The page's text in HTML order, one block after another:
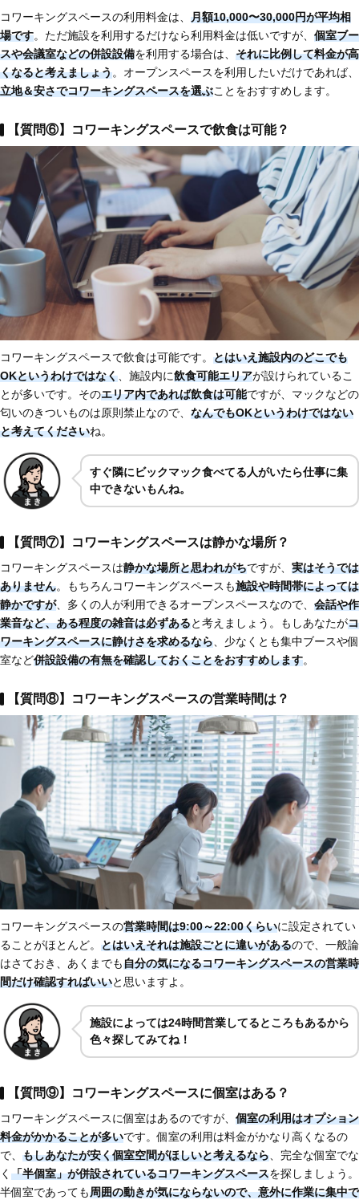
コワーキングスペースの利用料金は、 月額10,000〜30,000円が平均相
場です。ただ施設を利用するだけなら利用料金は低いですが、 個室ブー
スや会議室などの併設設備を利用する場合は、 それに比例して料金が高
くなると考えましょう。オープンスペースを利用したいだけであれば、
立地＆安さでコワーキングスペースを選ぶことをおすすめします。
【質問⑥】コワーキングスペースで飲食は可能？
コワーキングスペースで飲食は可能です。 とはいえ施設内のどこでも
OKというわけではなく 、施設内に飲食可能エリアが設けられているこ
とが多いです。そのエリア内であれば飲食は可能ですが、マックなどの
匂いのきついものは原則禁止なので、 なんでもOKというわけではない
と考えてくださいね。
すぐ隣にビックマック食べてる人がいたら仕事に集
中できないもんね。
【質問⑦】コワーキングスペースは静かな場所？
コワーキングスペースは静かな場所と思われがちですが、 実はそうでは
ありません。もちろんコワーキングスペースも施設や時間帯によっては
静かですが、多くの人が利用できるオープンスペースなので、 会話や作
業音など、ある程度の雑音は必ずあると考えましょう。もしあなたがコ
ワーキングスペースに静けさを求めるなら 、少なくとも集中ブースや個
室など併設設備の有無を確認しておくことをおすすめします。
【質問⑧】コワーキングスペースの営業時間は？
コワーキングスペースの営業時間は9:00～22:00くらいに設定されてい
ることがほとんど。 とはいえそれは施設ごとに違いがあるので、一般論
はさておき、あくまでも自分の気になるコワーキングスペースの営業時
間だけ確認すればいいと思いますよ。
施設によっては24時間営業してるところもあるから
色々探してみてね！
【質問⑨】コワーキングスペースに個室はある？
コワーキングスペースに個室はあるのですが、 個室の利用はオプション
料金がかかることが多いです。個室の利用は料金がかなり高くなるの
で、 もしあなたが安く個室空間がほしいと考えるなら、完全な個室でな
く 「半個室」が併設されているコワーキングスペースを探しましょう。
半個室であっても周囲の動きが気にならないので、意外に作業に集中で